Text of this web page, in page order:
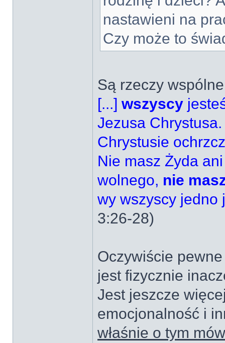
nastawieni na
Czy może to
Są rzeczy
[...] wszyscy
Jezusa
Chrystusie
Nie masz Żyda
wolnego, nie
wy wszyscy jedno
3:26-28)
Oczywiście
jest fizycznie
Jest jeszcze
emocjonalność i
właśnie o tym